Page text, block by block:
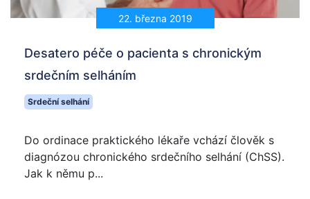
22. března 2019
Desatero péče o pacienta s chronickým
srdečním selháním
Srdeční selhání
Do ordinace praktického lékaře vchází člověk s
diagnózou chronického srdečního selhání (ChSS).
Jak k němu p...